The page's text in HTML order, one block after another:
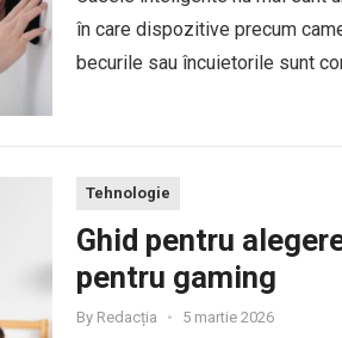
în care dispozitive precum
becurile sau încuietorile sunt
Tehnologie
Ghid pentru
pentru gaming
By Redacția • 5 martie 2026